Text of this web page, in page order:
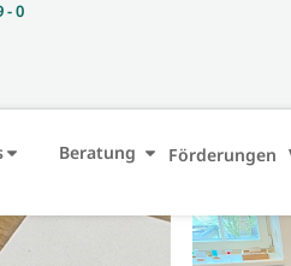
- 0
Beratung Förderungen